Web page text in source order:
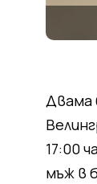
Двама
17:00
мъж в